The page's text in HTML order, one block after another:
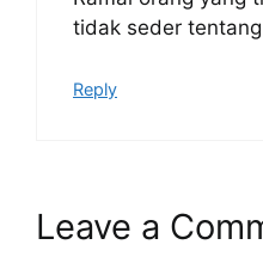
tidak seder
Reply
Leave a